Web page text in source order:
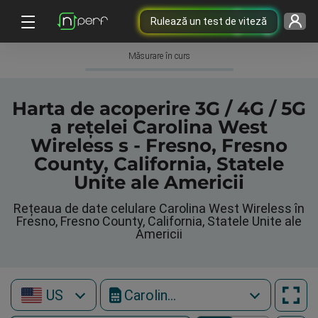
Rulează un test de viteză
Măsurare în curs
Harta de acoperire 3G / 4G / 5G
a rețelei Carolina West
Wireless s - Fresno, Fresno
County, California, Statele
Unite ale Americii
Rețeaua de date celulare Carolina West Wireless în
Fresno, Fresno County, California, Statele Unite ale
Americii
US Carolina West Wireless